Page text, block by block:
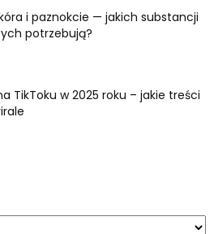
i paznokcie — jakich substancji
potrzebują?
TikToku w 2025 roku – jakie treści